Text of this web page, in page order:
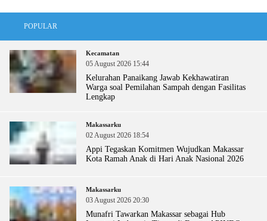
POPULAR
Kecamatan
05 August 2026 15:44
Kelurahan Panaikang Jawab Kekhawatiran
Warga soal Pemilahan Sampah dengan Fasilitas
Lengkap
Makassarku
02 August 2026 18:54
Appi Tegaskan Komitmen Wujudkan Makassar
Kota Ramah Anak di Hari Anak Nasional 2026
Makassarku
03 August 2026 20:30
Munafri Tawarkan Makassar sebagai Hub